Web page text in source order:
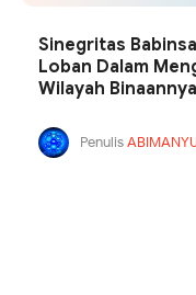
Sinegritas
Loban Dalam
Wilayah Binaannya
Penulis